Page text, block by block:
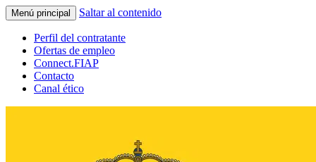
Menú principal Saltar al contenido
Perfil del contratante
Ofertas de empleo
Connect.FIAP
Contacto
Canal ético